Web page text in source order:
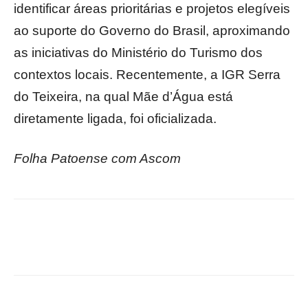
identificar áreas prioritárias e projetos elegíveis
ao suporte do Governo do Brasil, aproximando
as iniciativas do Ministério do Turismo dos
contextos locais. Recentemente, a IGR Serra
do Teixeira, na qual Mãe d’Água está
diretamente ligada, foi oficializada.
Folha Patoense com Ascom